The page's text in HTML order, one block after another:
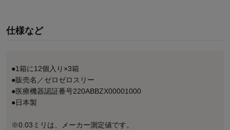
仕様など
●1箱に12個入り×3箱
●販売名／ゼロゼロスリー
●医療機器認証番号220ABBZX00001000
●日本製
※0.03ミリは、メーカー測定値です。